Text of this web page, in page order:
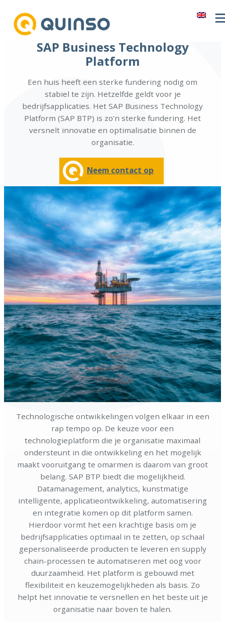
naar
SAP Business Technology
Platform
Een huis heeft een sterke fundering nodig om
stabiel te zijn. Hetzelfde geldt voor je
bedrijfsapplicaties. Het SAP Business Technology
Platform (SAP BTP) is zo’n sterke fundering. Het
versnelt innovatie en optimalisatie binnen de
organisatie.
Neem contact op
Technologische ontwikkelingen volgen elkaar in een
rap tempo op. De keuze voor een
technologieplatform die je organisatie maximaal
ondersteunt in die ontwikkeling en het mogelijk
maakt vooruitgang te omarmen is daarom van groot
belang. SAP BTP biedt die mogelijkheid.
Datamanagement, analytics, kunstmatige
intelligente, applicatieontwikkeling, automatisering
en integratie komen op dit platform samen.
Hierdoor vormt het een krachtige basis om je
bedrijfsapplicaties optimaal in te zetten, op schaal
gepersonaliseerde producten te leveren en supply
chain-processen te automatiseren met oog voor
duurzaamheid. Het platform is gebouwd met
flexibiliteit en keuzemogelijkheden als basis. Zo
helpt het innovatie te versnellen en het beste uit je
organisatie naar boven te halen.